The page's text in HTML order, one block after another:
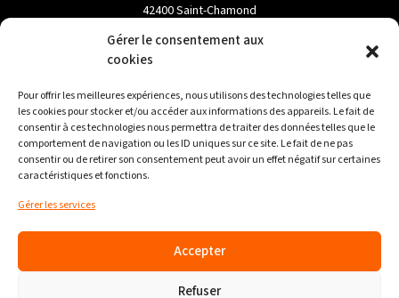
Gérer le consentement aux
cookies
Pour offrir les meilleures expériences, nous utilisons des technologies telles que
les cookies pour stocker et/ou accéder aux informations des appareils. Le fait de
consentir à ces technologies nous permettra de traiter des données telles que le
comportement de navigation ou les ID uniques sur ce site. Le fait de ne pas
consentir ou de retirer son consentement peut avoir un effet négatif sur certaines
caractéristiques et fonctions.
Gérer les services
Accepter
Refuser
42400 Saint-Chamond
04 77 19 70 90
Parc de l’Etoile , Rue Dorian
42700 Firminy
04 77 39 31 08
Saint-Étienne
04 77 54 29 17
Mentions légales